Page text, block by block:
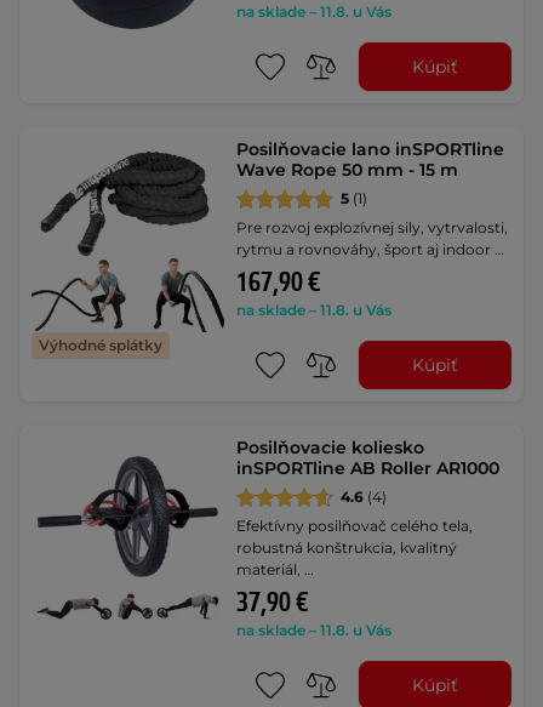
na sklade – 11.8. u Vás
Kúpiť
Výhodné splátky
Posilňovacie lano inSPORTline
Wave Rope 50 mm - 15 m
5 (1)
Pre rozvoj explozívnej sily, vytrvalosti,
rytmu a rovnováhy, šport aj indoor …
167,90 €
na sklade – 11.8. u Vás
Kúpiť
Posilňovacie koliesko
inSPORTline AB Roller AR1000
4.6 (4)
Efektívny posilňovač celého tela,
robustná konštrukcia, kvalitný
materiál, …
37,90 €
na sklade – 11.8. u Vás
Kúpiť